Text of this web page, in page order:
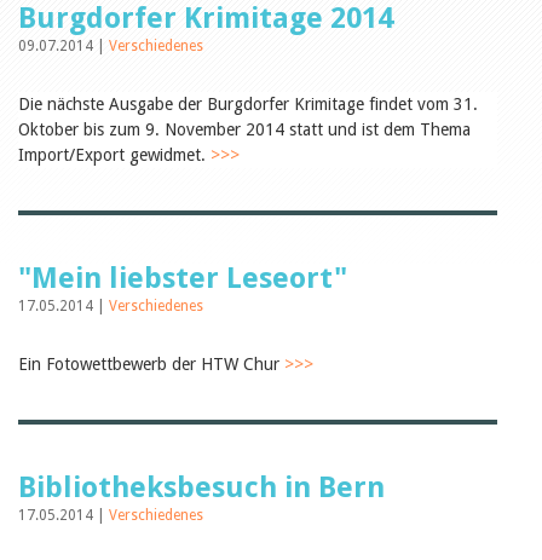
Tags
Kinder- und Jugendmedien
Bibliothek und Schule
Bibliotheksförderung
Einmalige Beiträge
Bibliosuisse
Kantonale
Unterstützungsbeiträge
Alle Tags
Ursula Strahm
Sandra Dettwyler
Burgdorfer Krimitage 2014
09.07.2014 | Verschiedenes
Die nächste Ausgabe der Burgdorfer Krimitage findet vom 31.
Oktober bis zum 9. November 2014 statt und ist dem Thema
Import/Export gewidmet. >>>
"Mein liebster Leseort"
17.05.2014 | Verschiedenes
Ein Fotowettbewerb der HTW Chur >>>
Bibliotheksbesuch in Bern
17.05.2014 | Verschiedenes